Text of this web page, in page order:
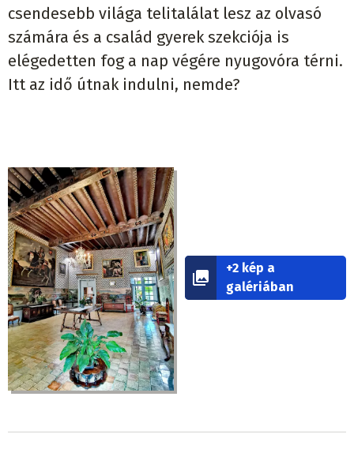
csendesebb világa telitalálat lesz az olvasó
számára és a család gyerek szekciója is
elégedetten fog a nap végére nyugovóra térni.
Itt az idő útnak indulni, nemde?
+2 kép a
galériában